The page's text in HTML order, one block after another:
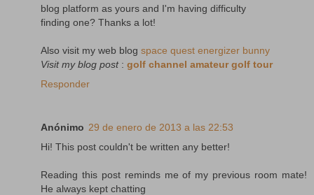
blog platform as yours and I'm having difficulty
finding one? Thanks a lot!
Also visit my web blog space quest energizer bunny
Visit my blog post: golf channel amateur golf tour
Responder
Anónimo 29 de enero de 2013 a las 22:53
Hi! This post couldn't be written any better!
Reading this post reminds me of my previous room mate!
He always kept chatting